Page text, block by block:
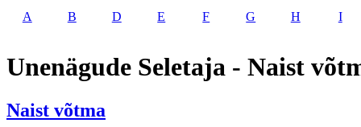
A B D E F G H I
Unenägude Seletaja - Naist
Naist võtma